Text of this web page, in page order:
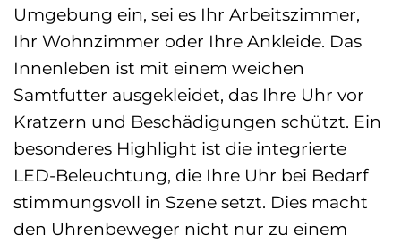
Umgebung ein, sei es Ihr Arbeitszimmer,
Ihr Wohnzimmer oder Ihre Ankleide. Das
Innenleben ist mit einem weichen
Samtfutter ausgekleidet, das Ihre Uhr vor
Kratzern und Beschädigungen schützt. Ein
besonderes Highlight ist die integrierte
LED-Beleuchtung, die Ihre Uhr bei Bedarf
stimmungsvoll in Szene setzt. Dies macht
den Uhrenbeweger nicht nur zu einem